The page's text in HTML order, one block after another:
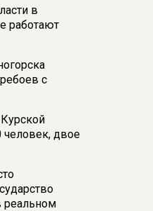
в
работают
с
человек, двое
реальном